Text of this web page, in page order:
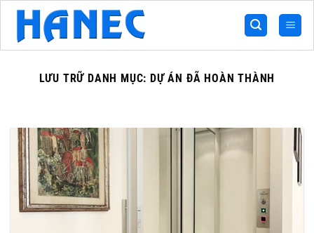
LƯU TRỮ DANH MỤC: DỰ ÁN ĐÃ HOÀN THÀNH